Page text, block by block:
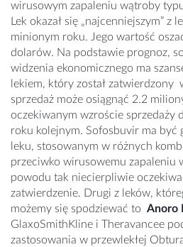
wirusowym zapaleniu wątroby
Lek okazał się „najcenniejszym” z
minionym roku. Jego wartość
dolarów. Na podstawie prognoz,
widzenia ekonomicznego ma
lekiem, który został zatwierdzony
sprzedaż może osiągnąć 2.2
oczekiwanym wzroście sprzedaży
roku kolejnym. Sofosbuvir ma być
leku, stosowanym w różnych
przeciwko wirusowemu zapaleniu
powodu tak niecierpliwie
zatwierdzenie. Drugi z leków,
możemy się spodziewać to Anoro
GlaxoSmithKline i Theravancee
zastosowania w przewlekłej